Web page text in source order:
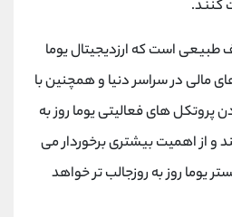
کنند.
است که ارزدیجیتال یوما
مالی در سراسر دنیا و همچنین با
پروتکل های فعالیتی یوما روز به
و از اهمیت بیشتری برخوردار می
یوما روز به روزجالب تر خواهد